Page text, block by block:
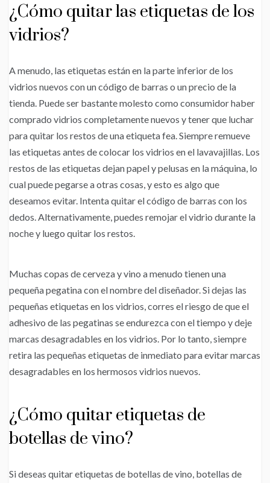
¿Cómo quitar las etiquetas de los
vidrios?
A menudo, las etiquetas están en la parte inferior de los
vidrios nuevos con un código de barras o un precio de la
tienda. Puede ser bastante molesto como consumidor haber
comprado vidrios completamente nuevos y tener que luchar
para quitar los restos de una etiqueta fea. Siempre remueve
las etiquetas antes de colocar los vidrios en el lavavajillas. Los
restos de las etiquetas dejan papel y pelusas en la máquina, lo
cual puede pegarse a otras cosas, y esto es algo que
deseamos evitar. Intenta quitar el código de barras con los
dedos. Alternativamente, puedes remojar el vidrio durante la
noche y luego quitar los restos.
Muchas copas de cerveza y vino a menudo tienen una
pequeña pegatina con el nombre del diseñador. Si dejas las
pequeñas etiquetas en los vidrios, corres el riesgo de que el
adhesivo de las pegatinas se endurezca con el tiempo y deje
marcas desagradables en los vidrios. Por lo tanto, siempre
retira las pequeñas etiquetas de inmediato para evitar marcas
desagradables en los hermosos vidrios nuevos.
¿Cómo quitar etiquetas de
botellas de vino?
Si deseas quitar etiquetas de botellas de vino, botellas de